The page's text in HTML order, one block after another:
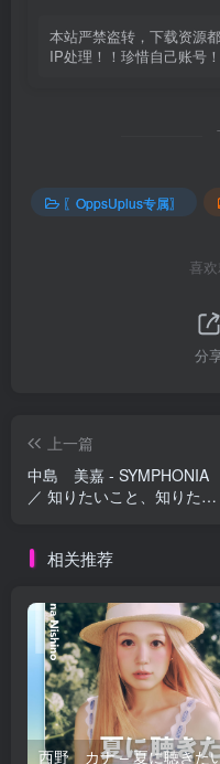
本站严禁盗转，下载资源
IP处理！！珍惜自己账号！
〖OppsUplus专属〗
喜
分
上一篇
中島 美嘉 - SYMPHONIA
／ 知りたいこと、知りたく
相关推荐